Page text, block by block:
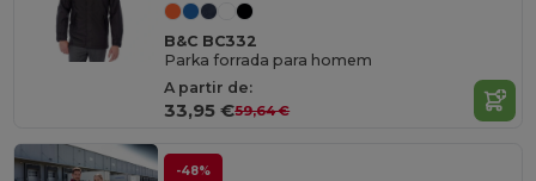
B&C BC332
Parka forrada para homem
A partir de:
33,95 €59,64 €
-48%